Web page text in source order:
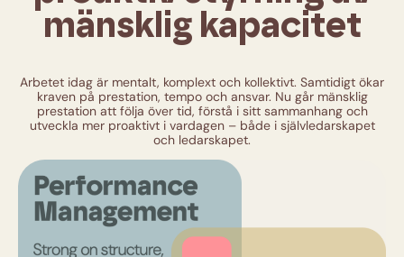
mänsklig kapacitet
Arbetet idag är mentalt, komplext och kollektivt. Samtidigt ökar
kraven på prestation, tempo och ansvar. Nu går mänsklig
prestation att följa över tid, förstå i sitt sammanhang och
utveckla mer proaktivt i vardagen – både i självledarskapet
och ledarskapet.